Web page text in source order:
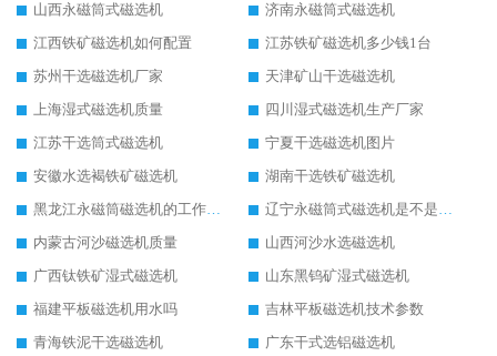
山西永磁筒式磁选机
济南永磁筒式磁选机
江西铁矿磁选机如何配置
江苏铁矿磁选机多少钱1台
苏州干选磁选机厂家
天津矿山干选磁选机
上海湿式磁选机质量
四川湿式磁选机生产厂家
江苏干选筒式磁选机
宁夏干选磁选机图片
安徽水选褐铁矿磁选机
湖南干选铁矿磁选机
黑龙江永磁筒磁选机的工作原理
辽宁永磁筒式磁选机是不是强磁
内蒙古河沙磁选机质量
山西河沙水选磁选机
广西钛铁矿湿式磁选机
山东黑钨矿湿式磁选机
福建平板磁选机用水吗
吉林平板磁选机技术参数
青海铁泥干选磁选机
广东干式选铝磁选机